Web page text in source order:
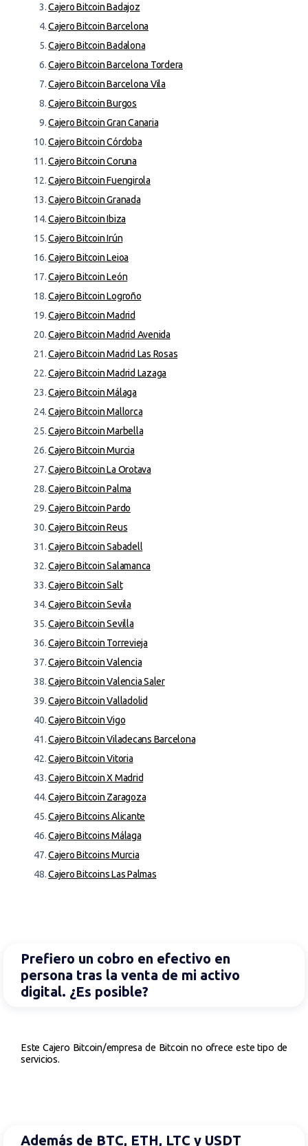
Cajero Bitcoin Badajoz
Cajero Bitcoin Barcelona
Cajero Bitcoin Badalona
Cajero Bitcoin Barcelona Tordera
Cajero Bitcoin Barcelona Vila
Cajero Bitcoin Burgos
Cajero Bitcoin Gran Canaria
Cajero Bitcoin Córdoba
Cajero Bitcoin Coruna
Cajero Bitcoin Fuengirola
Cajero Bitcoin Granada
Cajero Bitcoin Ibiza
Cajero Bitcoin Irún
Cajero Bitcoin Leioa
Cajero Bitcoin León
Cajero Bitcoin Logroño
Cajero Bitcoin Madrid
Cajero Bitcoin Madrid Avenida
Cajero Bitcoin Madrid Las Rosas
Cajero Bitcoin Madrid Lazaga
Cajero Bitcoin Málaga
Cajero Bitcoin Mallorca
Cajero Bitcoin Marbella
Cajero Bitcoin Murcia
Cajero Bitcoin La Orotava
Cajero Bitcoin Palma
Cajero Bitcoin Pardo
Cajero Bitcoin Reus
Cajero Bitcoin Sabadell
Cajero Bitcoin Salamanca
Cajero Bitcoin Salt
Cajero Bitcoin Sevila
Cajero Bitcoin Sevilla
Cajero Bitcoin Torrevieja
Cajero Bitcoin Valencia
Cajero Bitcoin Valencia Saler
Cajero Bitcoin Valladolid
Cajero Bitcoin Vigo
Cajero Bitcoin Viladecans Barcelona
Cajero Bitcoin Vitoria
Cajero Bitcoin X Madrid
Cajero Bitcoin Zaragoza
Cajero Bitcoins Alicante
Cajero Bitcoins Málaga
Cajero Bitcoins Murcia
Cajero Bitcoins Las Palmas
Prefiero un cobro en efectivo en
persona tras la venta de mi activo
digital. ¿Es posible?
Este Cajero Bitcoin/empresa de Bitcoin no ofrece este tipo de
servicios.
Además de BTC, ETH, LTC y USDT